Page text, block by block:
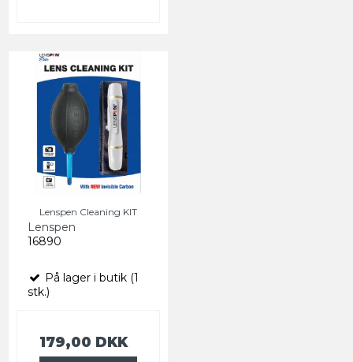
Lenspen Cleaning KIT
Lenspen
16890
På lager i butik (1
stk.)
179,00 DKK